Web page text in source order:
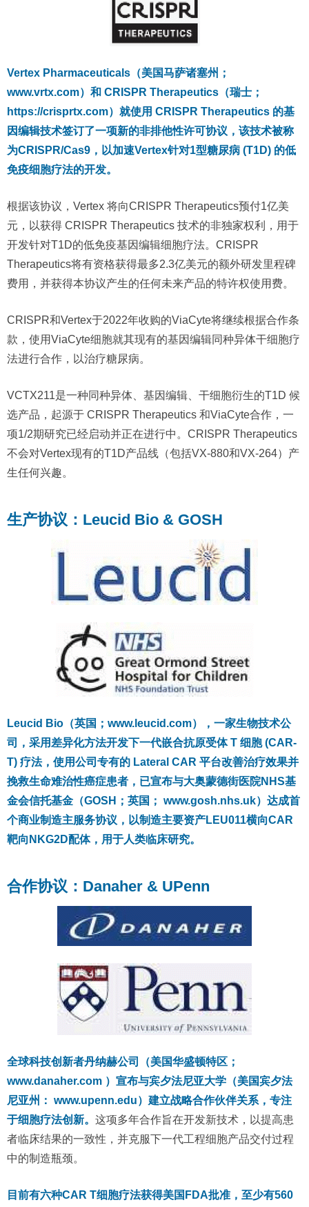
Vertex Pharmaceuticals（美国马萨诸塞州；
www.vrtx.com）和 CRISPR Therapeutics（瑞士；
https://crisprtx.com）就使用 CRISPR Therapeutics 的基
因编辑技术签订了一项新的非排他性许可协议，该技术被称
为CRISPR/Cas9，以加速Vertex针对1型糖尿病 (T1D) 的低
免疫细胞疗法的开发。
根据该协议，Vertex 将向CRISPR Therapeutics预付1亿美
元，以获得 CRISPR Therapeutics 技术的非独家权利，用于
开发针对T1D的低免疫基因编辑细胞疗法。CRISPR
Therapeutics将有资格获得最多2.3亿美元的额外研发里程碑
费用，并获得本协议产生的任何未来产品的特许权使用费。
CRISPR和Vertex于2022年收购的ViaCyte将继续根据合作条
款，使用ViaCyte细胞就其现有的基因编辑同种异体干细胞疗
法进行合作，以治疗糖尿病。
VCTX211是一种同种异体、基因编辑、干细胞衍生的T1D 候
选产品，起源于 CRISPR Therapeutics 和ViaCyte合作，一
项1/2期研究已经启动并正在进行中。CRISPR Therapeutics
不会对Vertex现有的T1D产品线（包括VX-880和VX-264）产
生任何兴趣。
生产协议：Leucid Bio & GOSH
Leucid Bio（英国；www.leucid.com），一家生物技术公
司，采用差异化方法开发下一代嵌合抗原受体 T 细胞 (CAR-
T) 疗法，使用公司专有的 Lateral CAR 平台改善治疗效果并
挽救生命难治性癌症患者，已宣布与大奥蒙德街医院NHS基
金会信托基金（GOSH；英国； www.gosh.nhs.uk）达成首
个商业制造主服务协议，以制造主要资产LEU011横向CAR
靶向NKG2D配体，用于人类临床研究。
合作协议：Danaher & UPenn
全球科技创新者丹纳赫公司（美国华盛顿特区；
www.danaher.com ）宣布与宾夕法尼亚大学（美国宾夕法
尼亚州： www.upenn.edu）建立战略合作伙伴关系，专注
于细胞疗法创新。 这项多年合作旨在开发新技术，以提高患
者临床结果的一致性，并克服下一代工程细胞产品交付过程
中的制造瓶颈。
目前有六种CAR T细胞疗法获得美国FDA批准，至少有560